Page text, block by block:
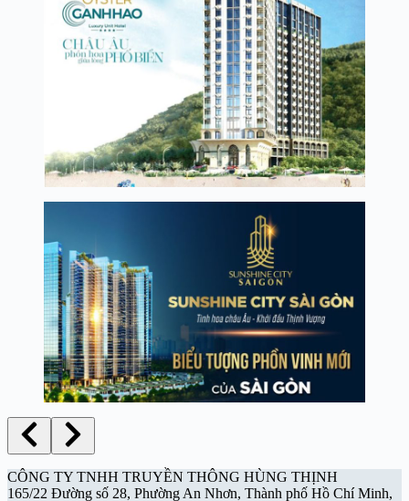
CÔNG TY TNHH TRUYỀN THÔNG HÙNG THỊNH
165/22 Đường số 28, Phường An Nhơn, Thành phố Hồ Chí Minh,